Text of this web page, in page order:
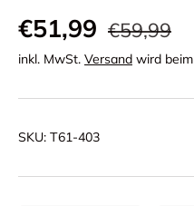
€51,99 €59,99
inkl. MwSt. Versand wird
SKU: T61-403